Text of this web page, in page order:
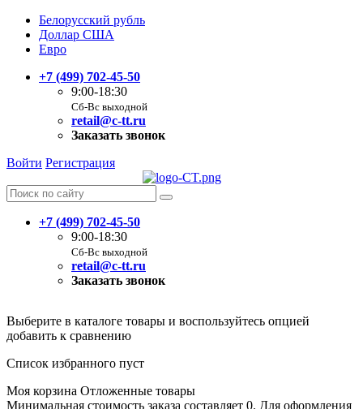
Белорусский рубль
Доллар США
Евро
+7 (499) 702-45-50
9:00-18:30
Сб-Вс выходной
retail@c-tt.ru
Заказать звонок
Войти Регистрация
+7 (499) 702-45-50
9:00-18:30
Сб-Вс выходной
retail@c-tt.ru
Заказать звонок
Выберите в каталоге товары и воспользуйтесь опцией
добавить к сравнению
Список избранного пуст
Моя корзина Отложенные товары
Минимальная стоимость заказа составляет 0. Для оформления